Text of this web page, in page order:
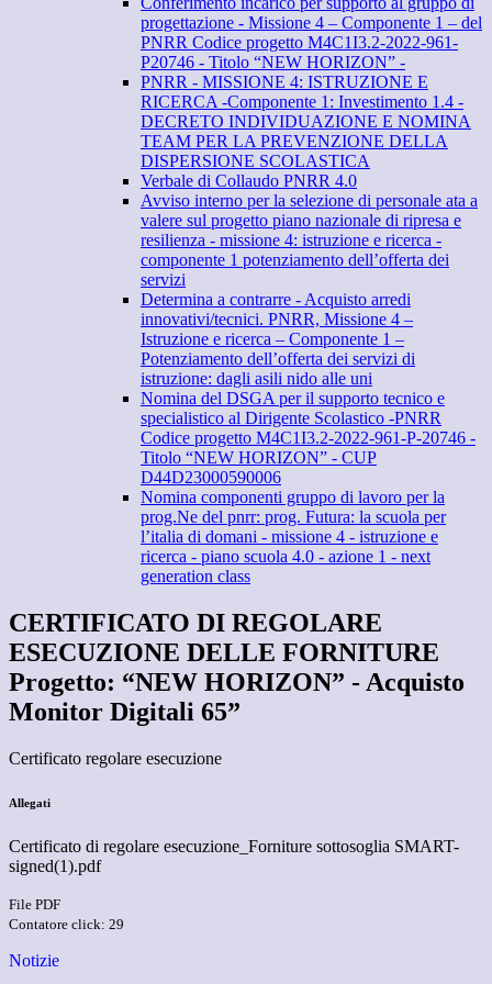
progettazione - Missione 4 – Componente 1 – del
PNRR Codice progetto M4C1I3.2-2022-961-
P20746 - Titolo “NEW HORIZON” -
PNRR - MISSIONE 4: ISTRUZIONE E
RICERCA -Componente 1: Investimento 1.4 -
DECRETO INDIVIDUAZIONE E NOMINA
TEAM PER LA PREVENZIONE DELLA
DISPERSIONE SCOLASTICA
Verbale di Collaudo PNRR 4.0
Avviso interno per la selezione di personale ata a
valere sul progetto piano nazionale di ripresa e
resilienza - missione 4: istruzione e ricerca -
componente 1 potenziamento dell’offerta dei
servizi
Determina a contrarre - Acquisto arredi
innovativi/tecnici. PNRR, Missione 4 –
Istruzione e ricerca – Componente 1 –
Potenziamento dell’offerta dei servizi di
istruzione: dagli asili nido alle uni
Nomina del DSGA per il supporto tecnico e
specialistico al Dirigente Scolastico -PNRR
Codice progetto M4C1I3.2-2022-961-P-20746 -
Titolo “NEW HORIZON” - CUP
D44D23000590006
Nomina componenti gruppo di lavoro per la
prog.Ne del pnrr: prog. Futura: la scuola per
l’italia di domani - missione 4 - istruzione e
ricerca - piano scuola 4.0 - azione 1 - next
generation class
CERTIFICATO DI REGOLARE
ESECUZIONE DELLE FORNITURE
Progetto: “NEW HORIZON” - Acquisto
Monitor Digitali 65”
Certificato regolare esecuzione
Allegati
Certificato di regolare esecuzione_Forniture sottosoglia SMART-
signed(1).pdf
File PDF
Contatore click: 29
Notizie